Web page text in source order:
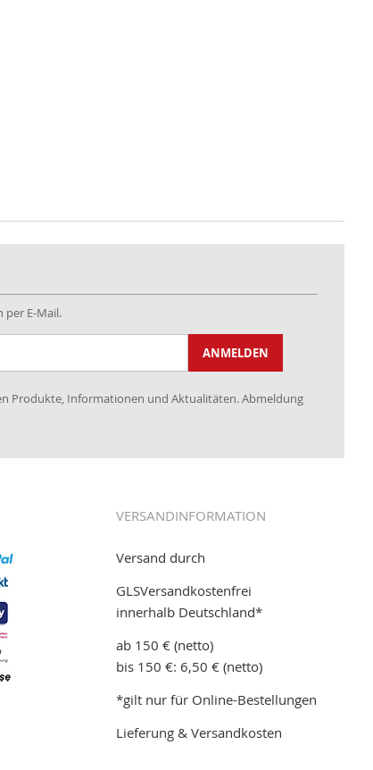
per E-Mail.
ANMELDEN
Produkte, Informationen und Aktualitäten. Abmeldung
VERSANDINFORMATION
Versand durch
GLSVersandkostenfrei
innerhalb Deutschland*
ab 150 € (netto)
bis 150 €: 6,50 € (netto)
*gilt nur für Online-Bestellungen
Lieferung & Versandkosten